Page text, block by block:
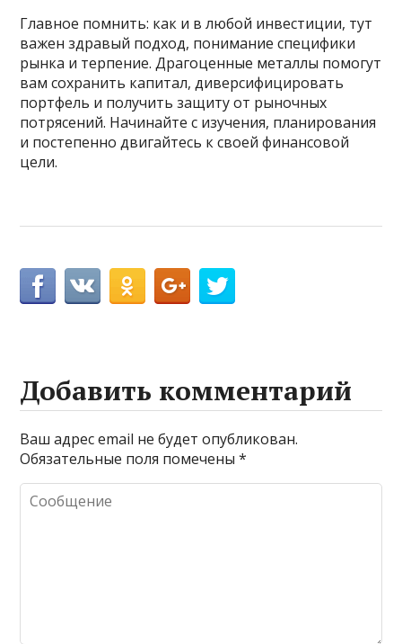
Главное помнить: как и в любой инвестиции, тут
важен здравый подход, понимание специфики
рынка и терпение. Драгоценные металлы помогут
вам сохранить капитал, диверсифицировать
портфель и получить защиту от рыночных
потрясений. Начинайте с изучения, планирования
и постепенно двигайтесь к своей финансовой
цели.
Добавить комментарий
Ваш адрес email не будет опубликован.
Обязательные поля помечены*